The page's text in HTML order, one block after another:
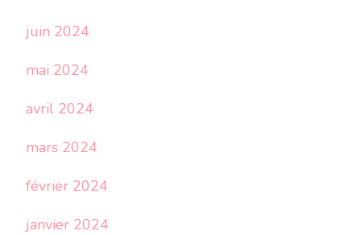
juin 2024
mai 2024
avril 2024
mars 2024
février 2024
janvier 2024